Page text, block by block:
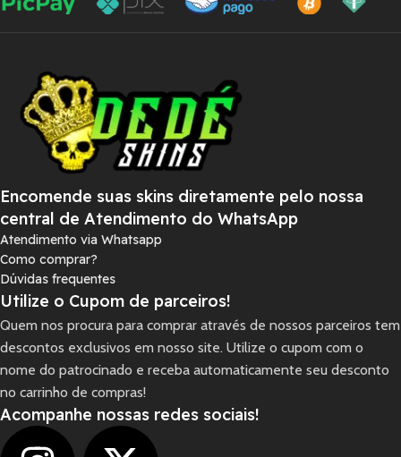
Encomende suas skins diretamente pelo nossa
central de Atendimento do WhatsApp
Atendimento via Whatsapp
Como comprar?
Dúvidas frequentes
Utilize o Cupom de parceiros!
Quem nos procura para comprar através de nossos parceiros tem
descontos exclusivos em nosso site. Utilize o cupom com o
nome do patrocinado e receba automaticamente seu desconto
no carrinho de compras!
Acompanhe nossas redes sociais!